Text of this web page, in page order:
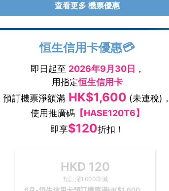
查看更多 機票優惠
恒生信用卡優惠💳
即日起至 2026年9月30日 ，
用指定恒生信用卡
預訂機票淨額滿 HK$1,600 (未連稅)，
使用推廣碼【HASE120T6】
即享$120折扣！
HKD 120
預訂滿1,600即減